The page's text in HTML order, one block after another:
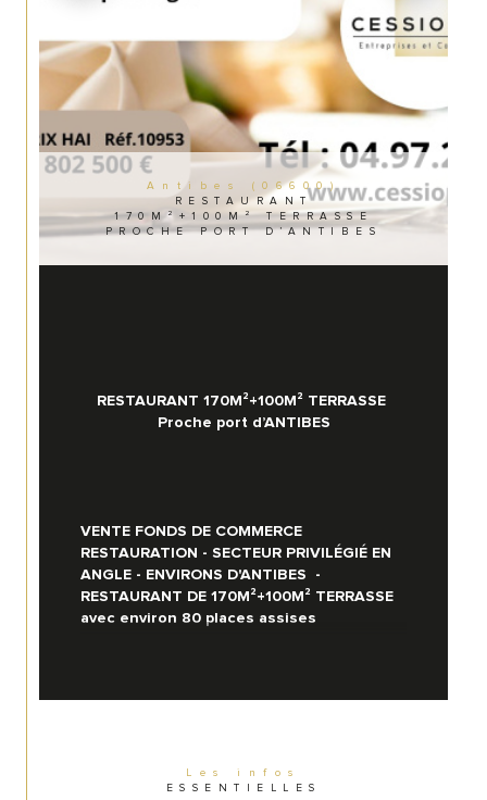
Antibes (06600)
RESTAURANT
170M²+100M² TERRASSE
PROCHE PORT D’ANTIBES
Les infos
ESSENTIELLES
RESTAURANT 170M²+100M² TERRASSE
Proche port d’ANTIBES
VENTE FONDS DE COMMERCE
RESTAURATION - SECTEUR PRIVILÉGIÉ EN
ANGLE - ENVIRONS D'ANTIBES  -
RESTAURANT DE 170M²+100M² TERRASSE
avec environ 80 places assises